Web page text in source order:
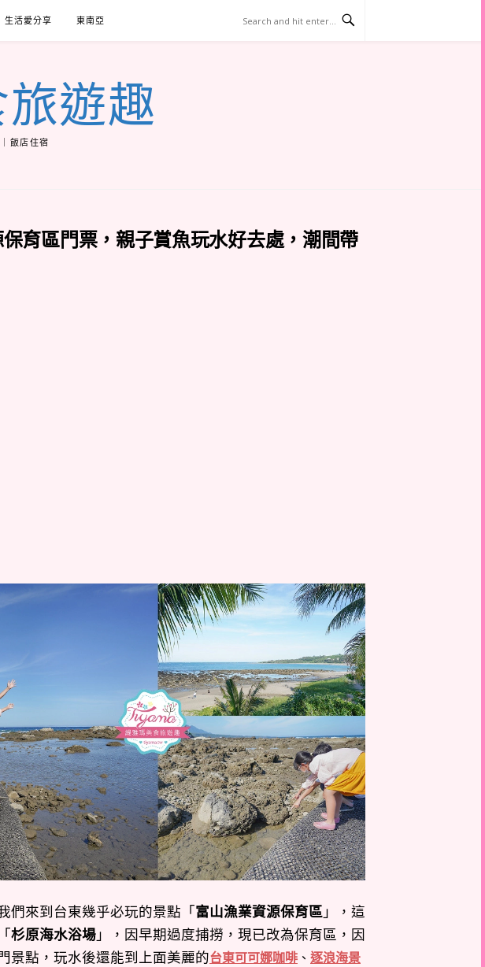
生活愛分享 東南亞
遊趣
飯店住宿
育區門票，親子賞魚玩水好去處，潮間帶
們來到台東幾乎必玩的景點「富山漁業資源保育區 」，這
杉原海水浴場」，因早期過度捕撈，現已改為保育區，因
景點，玩水後還能到上面美麗的台東可可娜咖啡 、 逐浪海景